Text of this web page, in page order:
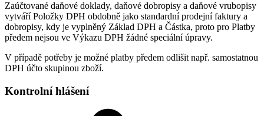
Zaúčtované daňové doklady, daňové dobropisy a daňové vrubopisy
vytváří Položky DPH obdobně jako standardní prodejní faktury a
dobropisy, kdy je vyplněný Základ DPH a Částka, proto pro Platby
předem nejsou ve Výkazu DPH žádné speciální úpravy.
V případě potřeby je možné platby předem odlišit např. samostatnou
DPH účto skupinou zboží.
Kontrolní hlášení